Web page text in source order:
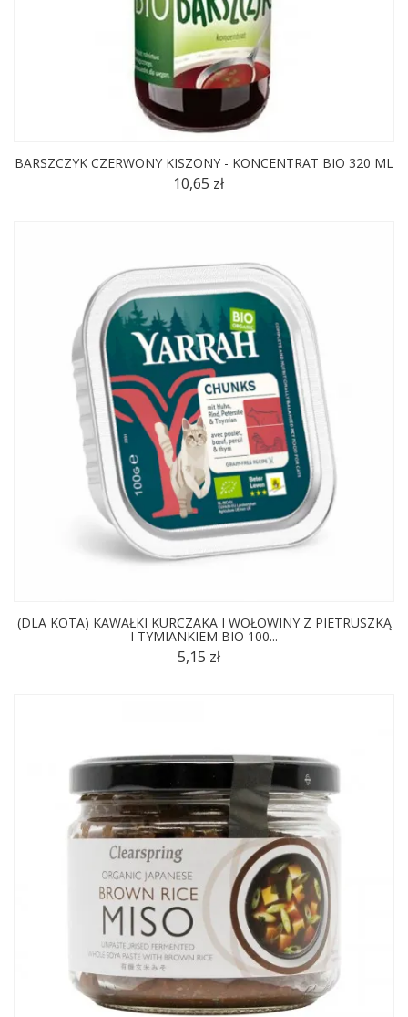
BARSZCZYK CZERWONY KISZONY - KONCENTRAT BIO 320 ML
10,65 zł
(DLA KOTA) KAWAŁKI KURCZAKA I WOŁOWINY Z PIETRUSZKĄ
I TYMIANKIEM BIO 100...
5,15 zł